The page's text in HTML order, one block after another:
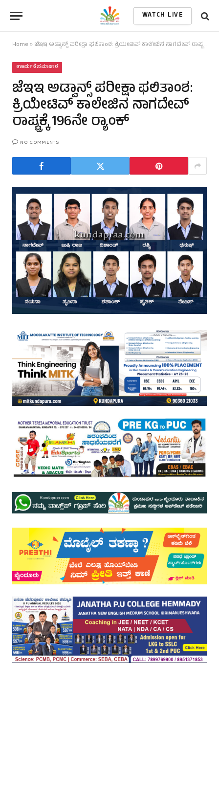
WATCH LIVE
Home » ಜೆಇಇ ಅಡ್ವಾನ್ಸ್ ಪರೀಕ್ಷಾ ಫಲಿತಾಂಶ: ಕ್ರಿಯೇಟಿವ್ ಕಾಲೇಜಿನ ನಾಗದೇವ್ ರಾಷ್ಟ್ರಕ್ಕೆ 196ನೇ ರ‍್ಯಾಂಕ್‌
ಊರ್ಮನೆ ಸಮಾಚಾರ
ಜೆಇಇ ಅಡ್ವಾನ್ಸ್ ಪರೀಕ್ಷಾ ಫಲಿತಾಂಶ:
ಕ್ರಿಯೇಟಿವ್ ಕಾಲೇಜಿನ ನಾಗದೇವ್
ರಾಷ್ಟ್ರಕ್ಕೆ 196ನೇ ರ‍್ಯಾಂಕ್‌
NO COMMENTS